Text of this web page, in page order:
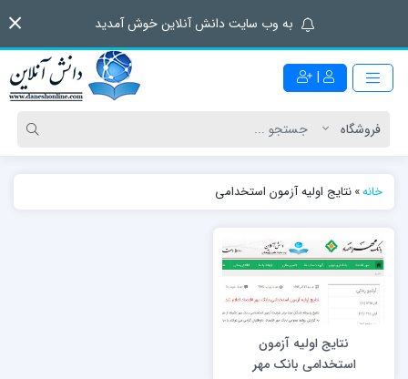
به وب سایت دانش آنلاین خوش آمدید
|
خانه»نتایج اولیه آزمون استخدامی
نتایج اولیه آزمون
استخدامی بانک مهر